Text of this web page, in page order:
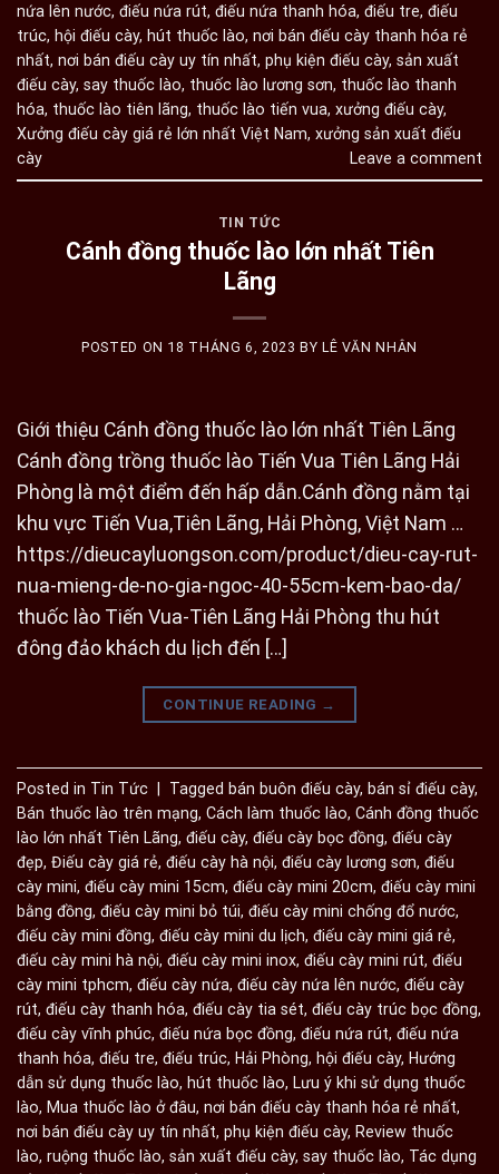
nứa lên nước, điếu nứa rút, điếu nứa thanh hóa, điếu tre, điếu
trúc, hội điếu cày, hút thuốc lào, nơi bán điếu cày thanh hóa rẻ
nhất, nơi bán điếu cày uy tín nhất, phụ kiện điếu cày, sản xuất
điếu cày, say thuốc lào, thuốc lào lương sơn, thuốc lào thanh
hóa, thuốc lào tiên lãng, thuốc lào tiến vua, xưởng điếu cày,
Xưởng điếu cày giá rẻ lớn nhất Việt Nam, xưởng sản xuất điếu
cày
Leave a comment
TIN TỨC
Cánh đồng thuốc lào lớn nhất Tiên
Lãng
POSTED ON 18 THÁNG 6, 2023 BY LÊ VĂN NHÂN
Giới thiệu Cánh đồng thuốc lào lớn nhất Tiên Lãng
Cánh đồng trồng thuốc lào Tiến Vua Tiên Lãng Hải
Phòng là một điểm đến hấp dẫn.Cánh đồng nằm tại
khu vực Tiến Vua,Tiên Lãng, Hải Phòng, Việt Nam …
https://dieucayluongson.com/product/dieu-cay-rut-
nua-mieng-de-no-gia-ngoc-40-55cm-kem-bao-da/
thuốc lào Tiến Vua-Tiên Lãng Hải Phòng thu hút
đông đảo khách du lịch đến […]
CONTINUE READING →
Posted in Tin Tức Tagged bán buôn điếu cày, bán sỉ điếu cày,
Bán thuốc lào trên mạng, Cách làm thuốc lào, Cánh đồng thuốc
lào lớn nhất Tiên Lãng, điếu cày, điếu cày bọc đồng, điếu cày
đẹp, Điếu cày giá rẻ, điếu cày hà nội, điếu cày lương sơn, điếu
cày mini, điếu cày mini 15cm, điếu cày mini 20cm, điếu cày mini
bằng đồng, điếu cày mini bỏ túi, điếu cày mini chống đổ nước,
điếu cày mini đồng, điếu cày mini du lịch, điếu cày mini giá rẻ,
điếu cày mini hà nội, điếu cày mini inox, điếu cày mini rút, điếu
cày mini tphcm, điếu cày nứa, điếu cày nứa lên nước, điếu cày
rút, điếu cày thanh hóa, điếu cày tia sét, điếu cày trúc bọc đồng,
điếu cày vĩnh phúc, điếu nứa bọc đồng, điếu nứa rút, điếu nứa
thanh hóa, điếu tre, điếu trúc, Hải Phòng, hội điếu cày, Hướng
dẫn sử dụng thuốc lào, hút thuốc lào, Lưu ý khi sử dụng thuốc
lào, Mua thuốc lào ở đâu, nơi bán điếu cày thanh hóa rẻ nhất,
nơi bán điếu cày uy tín nhất, phụ kiện điếu cày, Review thuốc
lào, ruộng thuốc lào, sản xuất điếu cày, say thuốc lào, Tác dụng